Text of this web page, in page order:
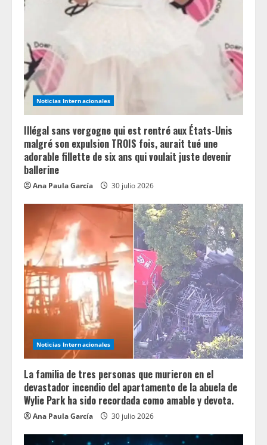
Noticias Internacionales
Illégal sans vergogne qui est rentré aux États-Unis
malgré son expulsion TROIS fois, aurait tué une
adorable fillette de six ans qui voulait juste devenir
ballerine
Ana Paula García 30 julio 2026
Noticias Internacionales
La familia de tres personas que murieron en el
devastador incendio del apartamento de la abuela de
Wylie Park ha sido recordada como amable y devota.
Ana Paula García 30 julio 2026